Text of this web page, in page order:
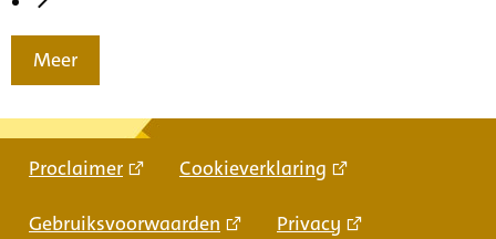
Meer
Proclaimer Cookieverklaring
Gebruiksvoorwaarden Privacy